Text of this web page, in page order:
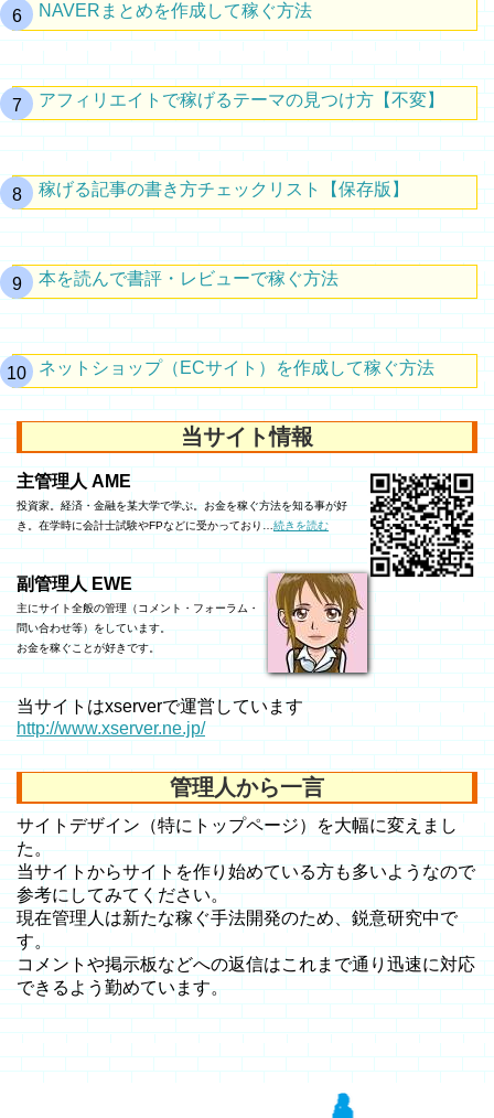
NAVERまとめを作成して稼ぐ方法
アフィリエイトで稼げるテーマの見つけ方【不変】
稼げる記事の書き方チェックリスト【保存版】
本を読んで書評・レビューで稼ぐ方法
ネットショップ（ECサイト）を作成して稼ぐ方法
当サイト情報
主管理人 AME
投資家。経済・金融を某大学で学ぶ。お金を稼ぐ方法を知る事が好
き。在学時に会計士試験やFPなどに受かっており…続きを読む
副管理人 EWE
主にサイト全般の管理（コメント・フォーラム・
問い合わせ等）をしています。
お金を稼ぐことが好きです。
当サイトはxserverで運営しています
http://www.xserver.ne.jp/
管理人から一言
サイトデザイン（特にトップページ）を大幅に変えまし
た。
当サイトからサイトを作り始めている方も多いようなので
参考にしてみてください。
現在管理人は新たな稼ぐ手法開発のため、鋭意研究中で
す。
コメントや掲示板などへの返信はこれまで通り迅速に対応
できるよう勤めています。